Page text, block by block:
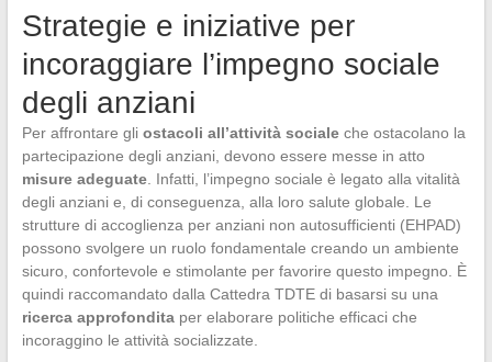
Strategie e iniziative per
incoraggiare l’impegno sociale
degli anziani
Per affrontare gli ostacoli all’attività socialeche ostacolano la
partecipazione degli anziani, devono essere messe in atto
misure adeguate. Infatti, l’impegno sociale è legato alla vitalità
degli anziani e, di conseguenza, alla loro salute globale. Le
strutture di accoglienza per anziani non autosufficienti (EHPAD)
possono svolgere un ruolo fondamentale creando un ambiente
sicuro, confortevole e stimolante per favorire questo impegno. È
quindi raccomandato dalla Cattedra TDTE di basarsi su una
ricerca approfonditaper elaborare politiche efficaci che
incoraggino le attività socializzate.